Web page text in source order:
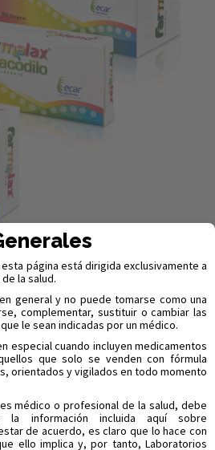
página está dirigida exclusivamente a
la salud.
general y no puede tomarse como una
complementar, sustituir o cambiar las
le sean indicadas por un médico.
especial cuando incluyen medicamentos
que solo se venden con fórmula
orientados y vigilados en todo momento
médico o profesional de la salud, debe
la información incluida aquí sobre
de acuerdo, es claro que lo hace con
ello implica y, por tanto, Laboratorios
BISACODILO